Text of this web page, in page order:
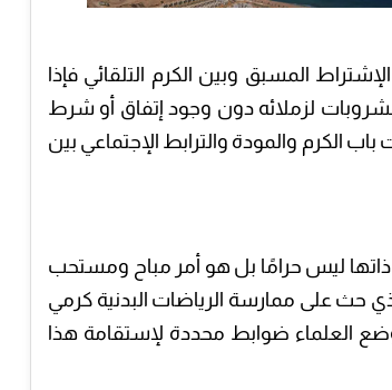
المسبق وبين الكرم التلقائي فإذا
لزملائه دون وجود إتفاق أو شرط
الكرم والمودة والترابط الإجتماعي بين
ليس حرامًا بل هو أمر مباح ومستحب
حث على ممارسة الرياضات البدنية كرمي
العلماء ضوابط محددة لإستقامة هذا